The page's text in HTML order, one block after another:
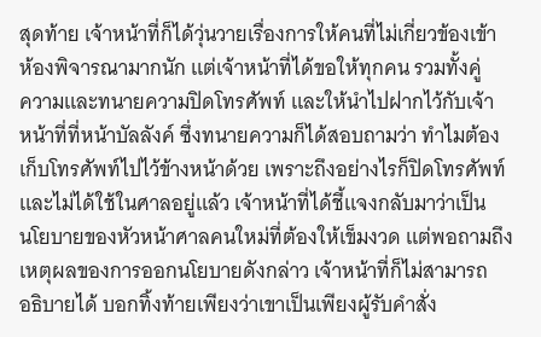
สุดท้าย เจ้าหน้าที่ก็ได้วุ่นวายเรื่องการให้คนที่ไม่เกี่ยวข้องเข้า
ห้องพิจารณามากนัก แต่เจ้าหน้าที่ได้ขอให้ทุกคน รวมทั้งคู่
ความและทนายความปิดโทรศัพท์ และให้นำไปฝากไว้กับเจ้า
หน้าที่ที่หน้าบัลลังค์ ซึ่งทนายความก็ได้สอบถามว่า ทำไมต้อง
เก็บโทรศัพท์ไปไว้ข้างหน้าด้วย เพราะถึงอย่างไรก็ปิดโทรศัพท์
และไม่ได้ใช้ในศาลอยู่แล้ว เจ้าหน้าที่ได้ชี้แจงกลับมาว่าเป็น
นโยบายของหัวหน้าศาลคนใหม่ที่ต้องให้เข็มงวด แต่พอถามถึง
เหตุผลของการออกนโยบายดังกล่าว เจ้าหน้าที่ก็ไม่สามารถ
อธิบายได้ บอกทิ้งท้ายเพียงว่าเขาเป็นเพียงผู้รับคำสั่ง